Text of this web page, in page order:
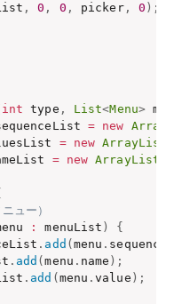
, 0 , 0 , picker, 0 ) ;
int type , List<Menu>
= new
= new ArrayList
= new ArrayList
ュー）
: menuList )
{
. add ( menu . sequence
. add (menu . name ) ;
. add ( menu .value ) ;